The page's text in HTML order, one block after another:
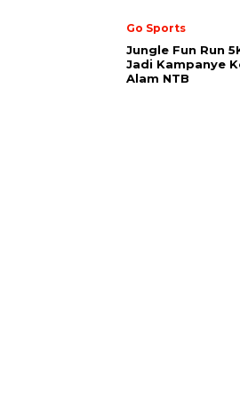
Go Sports
Jungle Fun Run
Jadi Kampanye
Alam NTB